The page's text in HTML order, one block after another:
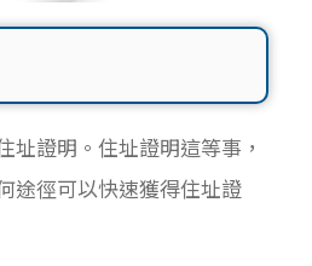
證明。住址證明這等事，
途徑可以快速獲得住址證